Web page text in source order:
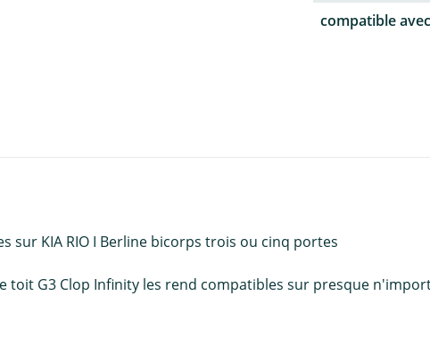
compatible
sur KIA RIO I Berline bicorps trois ou cinq portes
toit G3 Clop Infinity les rend compatibles sur presque